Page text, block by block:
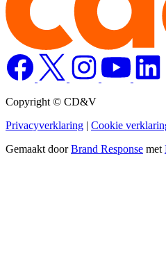
Copyright © CD&V
Privacyverklaring | Cookie
Gemaakt doorBrand Response met